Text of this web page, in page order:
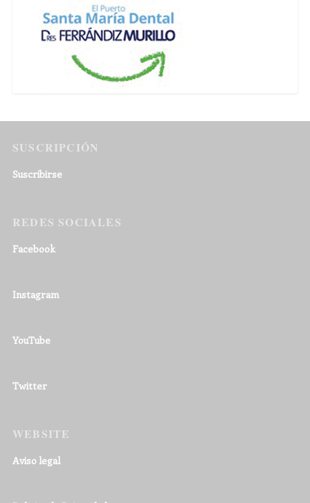
SUSCRIPCIÓN
Suscribirse
REDES SOCIALES
Facebook
Instagram
YouTube
Twitter
WEBSITE
Aviso legal